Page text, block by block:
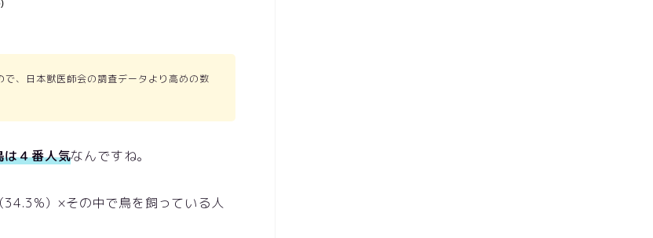
、日本獣医師会の調査データより高めの数
は４番人気なんですね。
）×その中で鳥を飼っている人